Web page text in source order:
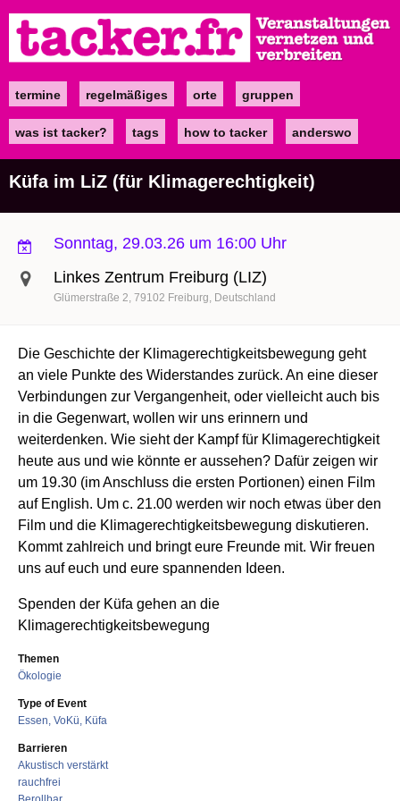
zum
Inhalt
Maintermine regelmäßiges orte gruppen
was ist tacker? tags how to tacker anderswo
Küfa im LiZ (für Klimagerechtigkeit)
Sonntag, 29.03.26 um 16:00 Uhr
Linkes Zentrum Freiburg (LIZ)
Glümerstraße 2 79102 Freiburg Deutschland
Die Geschichte der Klimagerechtigkeitsbewegung geht
an viele Punkte des Widerstandes zurück. An eine dieser
Verbindungen zur Vergangenheit, oder vielleicht auch bis
in die Gegenwart, wollen wir uns erinnern und
weiterdenken. Wie sieht der Kampf für Klimagerechtigkeit
heute aus und wie könnte er aussehen? Dafür zeigen wir
um 19.30 (im Anschluss die ersten Portionen) einen Film
auf English. Um c. 21.00 werden wir noch etwas über den
Film und die Klimagerechtigkeitsbewegung diskutieren.
Kommt zahlreich und bringt eure Freunde mit. Wir freuen
uns auf euch und eure spannenden Ideen.
Spenden der Küfa gehen an die
Klimagerechtigkeitsbewegung
Themen
Ökologie
Type of Event
Essen, VoKü, Küfa
Barrieren
Akustisch verstärkt
rauchfrei